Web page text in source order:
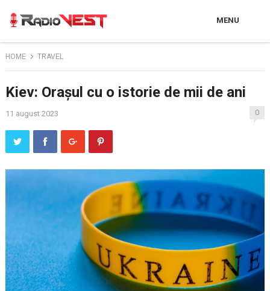
MENU
HOME TRAVEL
Kiev: Orașul cu o istorie de mii de ani
11 august 2023 0